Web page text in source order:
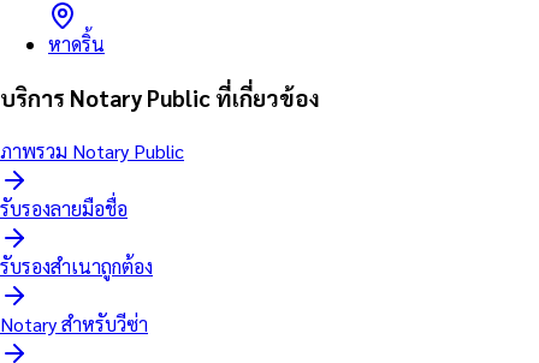
หาดริ้น
บริการ Notary Public ที่เกี่ยวข้อง
ภาพรวม Notary Public
รับรองลายมือชื่อ
รับรองสำเนาถูกต้อง
Notary สำหรับวีซ่า